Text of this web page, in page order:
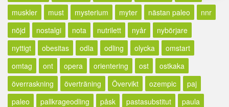
muskler
must mysterium myter nästan paleo
nnr
nöjd
nostalgi nota nutrilett nyår
nybörjare
nyttigt
obesitas odla odling olycka
omstart
omtag
ont opera orientering ost
ostkaka
överraskning
överträning Övervikt ozempic
paj
paleo
pallkrageodling påsk pastasubstitut
paula